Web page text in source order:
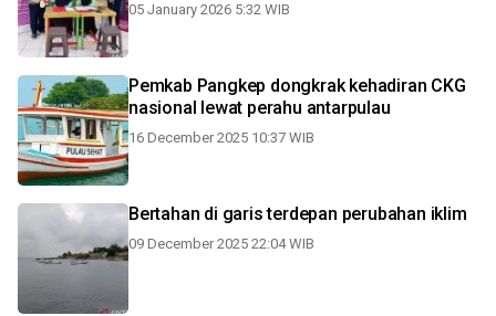
05 January 2026 5:32 WIB
Pemkab Pangkep dongkrak kehadiran CKG
nasional lewat perahu antarpulau
16 December 2025 10:37 WIB
Bertahan di garis terdepan perubahan iklim
09 December 2025 22:04 WIB